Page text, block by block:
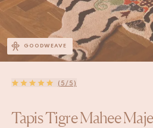
GOODWEAVE
(5/5)
Tapis Tigre Mahee